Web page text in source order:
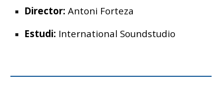
Director:Antoni Forteza
Estudi: International Soundstudio